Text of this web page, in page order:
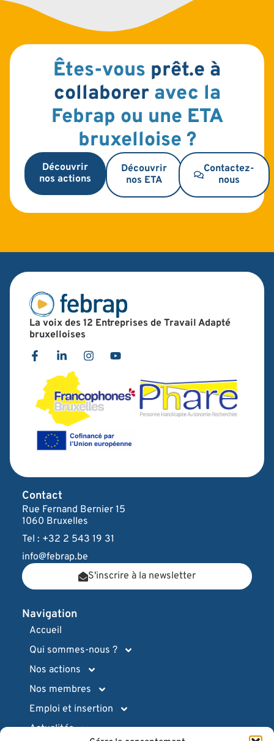
Êtes-vous prêt.e à
collaborer avec la
Febrap ou une ETA
bruxelloise ?
Découvrir
nos actions
Découvrir
nos ETA
Contactez-
nous
La voix des 12 Entreprises de Travail Adapté
bruxelloises
Navigation
Accueil
Qui sommes-nous ?
Nos actions
Nos membres
Emploi et insertion
Actualités
Contact
Rue Fernand Bernier 15
1060 Bruxelles
Tel : +32 2 543 19 31
info@febrap.be
S'inscrire à la newsletter